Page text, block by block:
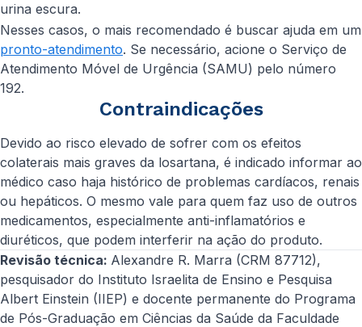
urina escura.
Nesses casos, o mais recomendado é buscar ajuda em um
pronto-atendimento. Se necessário, acione o Serviço de
Atendimento Móvel de Urgência (SAMU) pelo número
192.
Contraindicações
Devido ao risco elevado de sofrer com os efeitos
colaterais mais graves da losartana, é indicado informar ao
médico caso haja histórico de problemas cardíacos, renais
ou hepáticos. O mesmo vale para quem faz uso de outros
medicamentos, especialmente anti-inflamatórios e
diuréticos, que podem interferir na ação do produto.
Revisão técnica: Alexandre R. Marra (CRM 87712),
pesquisador do Instituto Israelita de Ensino e Pesquisa
Albert Einstein (IIEP) e docente permanente do Programa
de Pós-Graduação em Ciências da Saúde da Faculdade